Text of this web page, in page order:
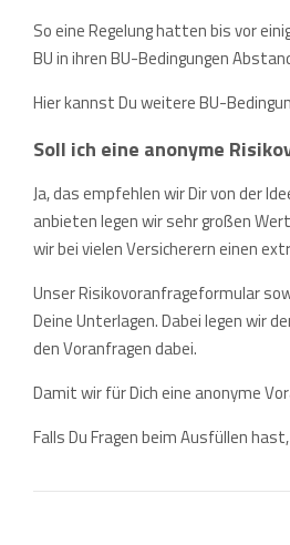
So eine Regelung hatten bis vor
BU in ihren BU-Bedingungen
Hier kannst Du weitere BU-
Soll ich eine anonyme
Ja, das empfehlen wir Dir von der
anbieten legen wir sehr großen
wir bei vielen Versicherern einen
Unser Risikovoranfrageformular
Deine Unterlagen. Dabei legen wir
den Voranfragen dabei.
Damit wir für Dich eine anonyme
Falls Du Fragen beim Ausfüllen